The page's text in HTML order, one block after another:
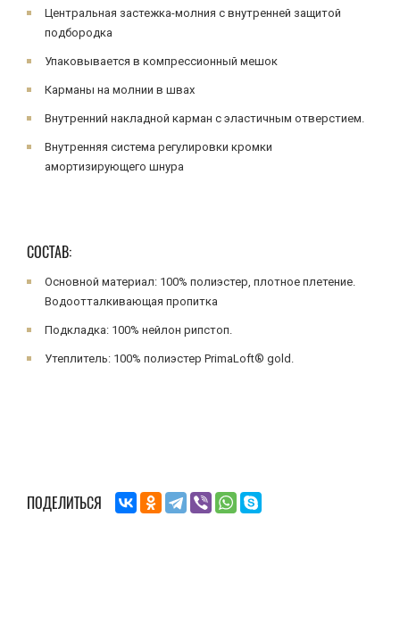
Центральная застежка-молния с внутренней защитой
подбородка
Упаковывается в компрессионный мешок
Карманы на молнии в швах
Внутренний накладной карман с эластичным отверстием.
Внутренняя система регулировки кромки
амортизирующего шнура
СОСТАВ:
Основной материал: 100% полиэстер, плотное плетение.
Водоотталкивающая пропитка
Подкладка: 100% нейлон рипстоп.
Утеплитель: 100% полиэстер PrimaLoft® gold.
ПОДЕЛИТЬСЯ